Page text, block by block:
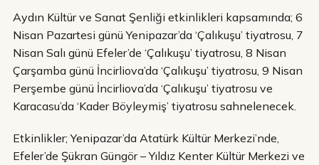
Aydın Kültür ve Sanat Şenliği etkinlikleri kapsamında; 6
Nisan Pazartesi günü Yenipazar’da ‘Çalıkuşu’ tiyatrosu, 7
Nisan Salı günü Efeler’de ‘Çalıkuşu’ tiyatrosu, 8 Nisan
Çarşamba günü İncirliova’da ‘Çalıkuşu’ tiyatrosu, 9 Nisan
Perşembe günü İncirliova’da ‘Çalıkuşu’ tiyatrosu ve
Karacasu’da ‘Kader Böyleymiş’ tiyatrosu sahnelenecek.
Etkinlikler; Yenipazar’da Atatürk Kültür Merkezi’nde,
Efeler’de Şükran Güngör – Yıldız Kenter Kültür Merkezi ve